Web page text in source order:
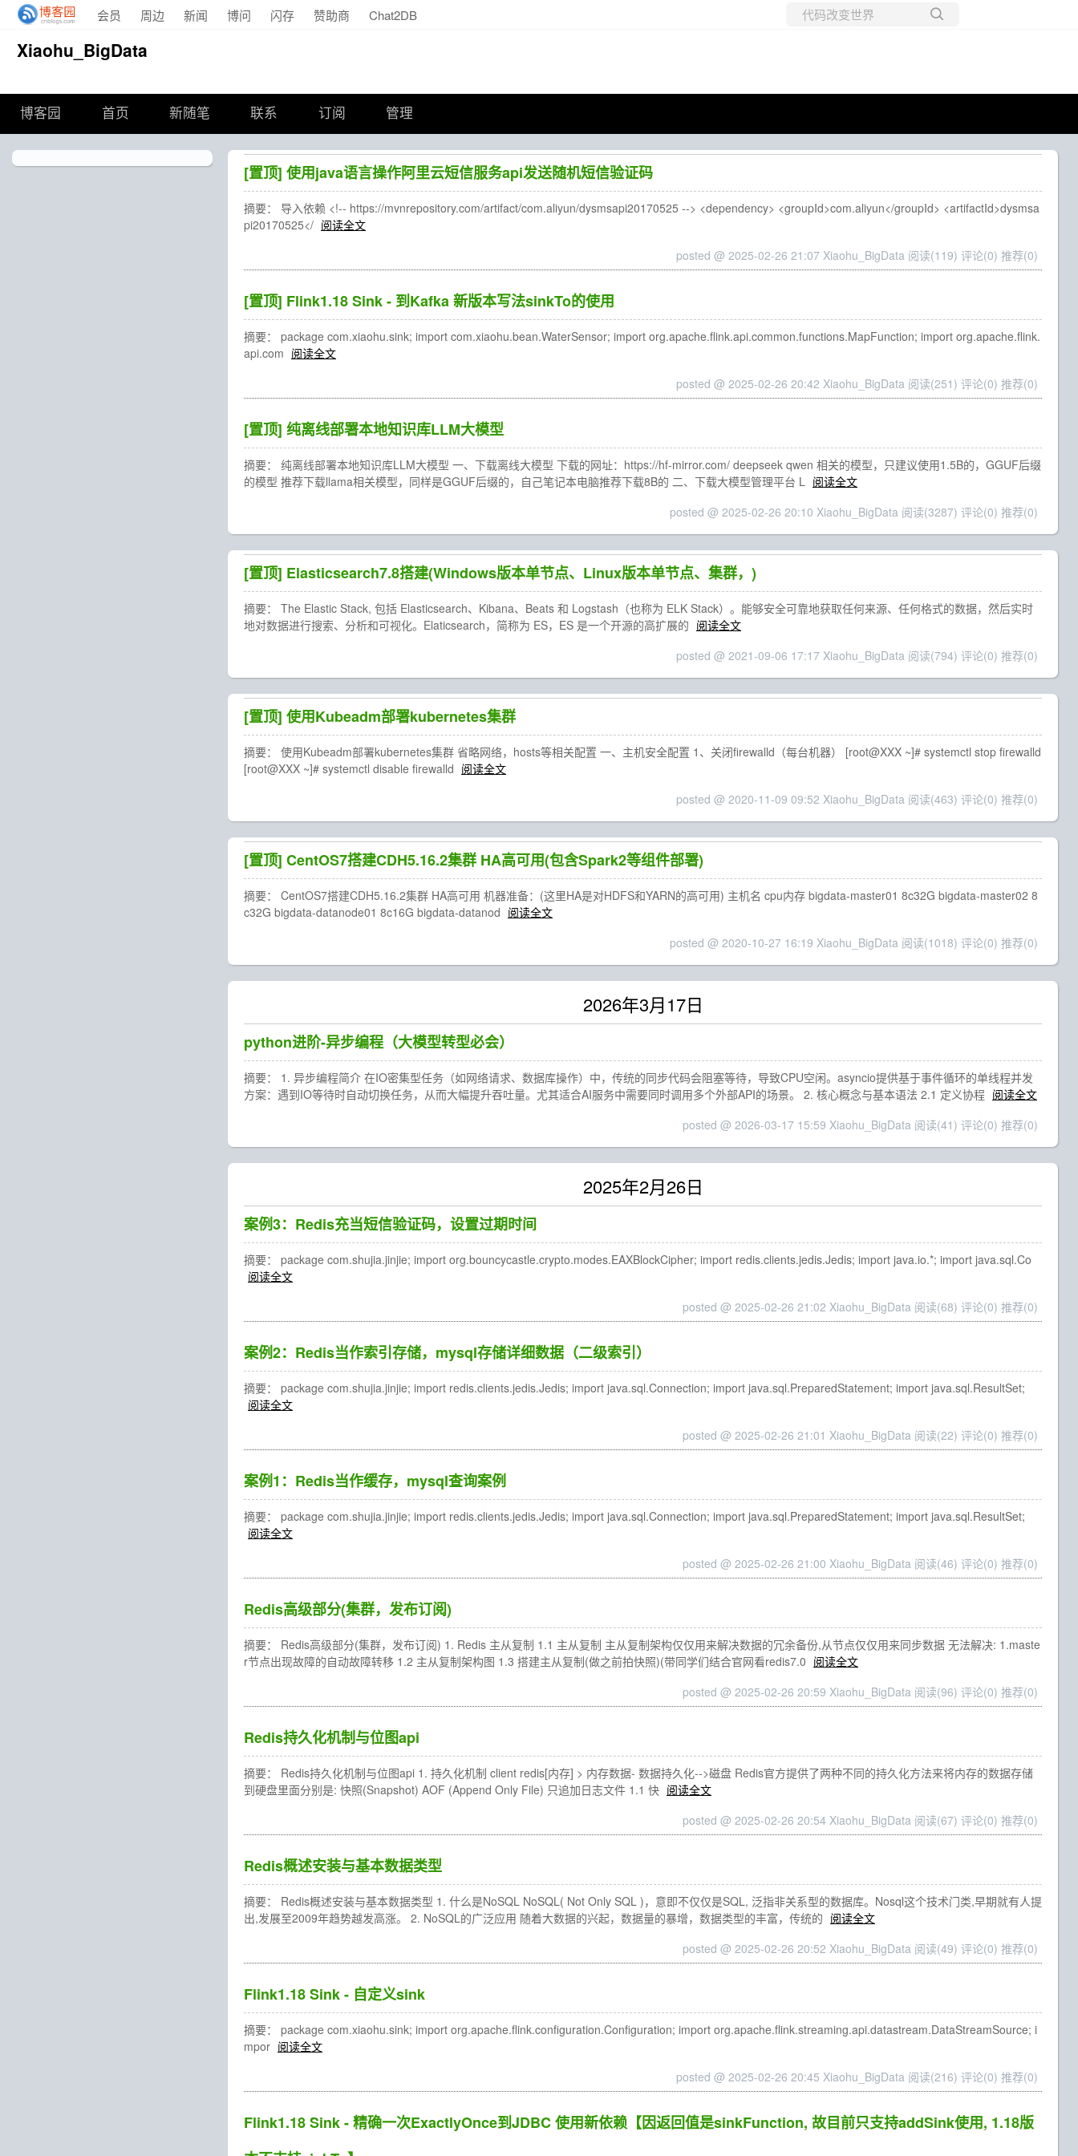
会员 周边 新闻 博问 闪存 赞助商 Chat2DB
Xiaohu_BigData
博客园 首页 新随笔 联系 订阅 管理
[置顶] 使用java语言操作阿里云短信服务api发送随机短信验证码
摘要： 导入依赖 <!-- https://mvnrepository.com/artifact/com.aliyun/dysmsapi20170525 --> <dependency> <groupId>com.aliyun</groupId> <artifactId>dysmsa
pi20170525</ 阅读全文
posted @ 2025-02-26 21:07 Xiaohu_BigData 阅读(119) 评论(0) 推荐(0)
[置顶] Flink1.18 Sink - 到Kafka 新版本写法sinkTo的使用
摘要： package com.xiaohu.sink; import com.xiaohu.bean.WaterSensor; import org.apache.flink.api.common.functions.MapFunction; import org.apache.flink.
api.com 阅读全文
posted @ 2025-02-26 20:42 Xiaohu_BigData 阅读(251) 评论(0) 推荐(0)
[置顶] 纯离线部署本地知识库LLM大模型
摘要： 纯离线部署本地知识库LLM大模型 一、下载离线大模型 下载的网址：https://hf-mirror.com/ deepseek qwen 相关的模型，只建议使用1.5B的，GGUF后缀
的模型 推荐下载llama相关模型，同样是GGUF后缀的，自己笔记本电脑推荐下载8B的 二、下载大模型管理平台 L 阅读全文
posted @ 2025-02-26 20:10 Xiaohu_BigData 阅读(3287) 评论(0) 推荐(0)
[置顶] Elasticsearch7.8搭建(Windows版本单节点、Linux版本单节点、集群，)
摘要： The Elastic Stack, 包括 Elasticsearch、Kibana、Beats 和 Logstash（也称为 ELK Stack）。能够安全可靠地获取任何来源、任何格式的数据，然后实时
地对数据进行搜索、分析和可视化。Elaticsearch，简称为 ES，ES 是一个开源的高扩展的 阅读全文
posted @ 2021-09-06 17:17 Xiaohu_BigData 阅读(794) 评论(0) 推荐(0)
[置顶] 使用Kubeadm部署kubernetes集群
摘要： 使用Kubeadm部署kubernetes集群 省略网络，hosts等相关配置 一、主机安全配置 1、关闭firewalld（每台机器） [root@XXX ~]# systemctl stop firewalld
[root@XXX ~]# systemctl disable firewalld 阅读全文
posted @ 2020-11-09 09:52 Xiaohu_BigData 阅读(463) 评论(0) 推荐(0)
[置顶] CentOS7搭建CDH5.16.2集群 HA高可用(包含Spark2等组件部署)
摘要： CentOS7搭建CDH5.16.2集群 HA高可用 机器准备：(这里HA是对HDFS和YARN的高可用) 主机名 cpu内存 bigdata-master01 8c32G bigdata-master02 8
c32G bigdata-datanode01 8c16G bigdata-datanod 阅读全文
posted @ 2020-10-27 16:19 Xiaohu_BigData 阅读(1018) 评论(0) 推荐(0)
2026年3月17日
python进阶-异步编程（大模型转型必会）
摘要： 1. 异步编程简介 在IO密集型任务（如网络请求、数据库操作）中，传统的同步代码会阻塞等待，导致CPU空闲。asyncio提供基于事件循环的单线程并发
方案：遇到IO等待时自动切换任务，从而大幅提升吞吐量。尤其适合AI服务中需要同时调用多个外部API的场景。 2. 核心概念与基本语法 2.1 定义协程 阅读全文
posted @ 2026-03-17 15:59 Xiaohu_BigData 阅读(41) 评论(0) 推荐(0)
2025年2月26日
案例3：Redis充当短信验证码，设置过期时间
摘要： package com.shujia.jinjie; import org.bouncycastle.crypto.modes.EAXBlockCipher; import redis.clients.jedis.Jedis; import java.io.*; import java.sql.Co
阅读全文
posted @ 2025-02-26 21:02 Xiaohu_BigData 阅读(68) 评论(0) 推荐(0)
案例2：Redis当作索引存储，mysql存储详细数据（二级索引）
摘要： package com.shujia.jinjie; import redis.clients.jedis.Jedis; import java.sql.Connection; import java.sql.PreparedStatement; import java.sql.ResultSet;
阅读全文
posted @ 2025-02-26 21:01 Xiaohu_BigData 阅读(22) 评论(0) 推荐(0)
案例1：Redis当作缓存，mysql查询案例
摘要： package com.shujia.jinjie; import redis.clients.jedis.Jedis; import java.sql.Connection; import java.sql.PreparedStatement; import java.sql.ResultSet;
阅读全文
posted @ 2025-02-26 21:00 Xiaohu_BigData 阅读(46) 评论(0) 推荐(0)
Redis高级部分(集群，发布订阅)
摘要： Redis高级部分(集群，发布订阅) 1. Redis 主从复制 1.1 主从复制 主从复制架构仅仅用来解决数据的冗余备份,从节点仅仅用来同步数据 无法解决: 1.maste
r节点出现故障的自动故障转移 1.2 主从复制架构图 1.3 搭建主从复制(做之前拍快照)(带同学们结合官网看redis7.0 阅读全文
posted @ 2025-02-26 20:59 Xiaohu_BigData 阅读(96) 评论(0) 推荐(0)
Redis持久化机制与位图api
摘要： Redis持久化机制与位图api 1. 持久化机制 client redis[内存] > 内存数据- 数据持久化-->磁盘 Redis官方提供了两种不同的持久化方法来将内存的数据存储
到硬盘里面分别是: 快照(Snapshot) AOF (Append Only File) 只追加日志文件 1.1 快 阅读全文
posted @ 2025-02-26 20:54 Xiaohu_BigData 阅读(67) 评论(0) 推荐(0)
Redis概述安装与基本数据类型
摘要： Redis概述安装与基本数据类型 1. 什么是NoSQL NoSQL( Not Only SQL )，意即不仅仅是SQL, 泛指非关系型的数据库。Nosql这个技术门类,早期就有人提
出,发展至2009年趋势越发高涨。 2. NoSQL的广泛应用 随着大数据的兴起，数据量的暴增，数据类型的丰富，传统的 阅读全文
posted @ 2025-02-26 20:52 Xiaohu_BigData 阅读(49) 评论(0) 推荐(0)
Flink1.18 Sink - 自定义sink
摘要： package com.xiaohu.sink; import org.apache.flink.configuration.Configuration; import org.apache.flink.streaming.api.datastream.DataStreamSource; i
mpor 阅读全文
posted @ 2025-02-26 20:45 Xiaohu_BigData 阅读(216) 评论(0) 推荐(0)
Flink1.18 Sink - 精确一次ExactlyOnce到JDBC 使用新依赖【因返回值是sinkFunction, 故目前只支持addSink使用, 1.18版